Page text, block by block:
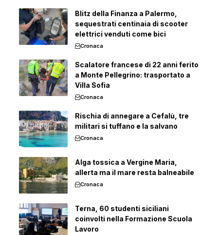
Blitz della Finanza a Palermo,
sequestrati centinaia di scooter
elettrici venduti come bici
Cronaca
Scalatore francese di 22 anni ferito
a Monte Pellegrino: trasportato a
Villa Sofia
Cronaca
Rischia di annegare a Cefalù, tre
militari si tuffano e la salvano
Cronaca
Alga tossica a Vergine Maria,
allerta ma il mare resta balneabile
Cronaca
Terna, 60 studenti siciliani
coinvolti nella Formazione Scuola
Lavoro